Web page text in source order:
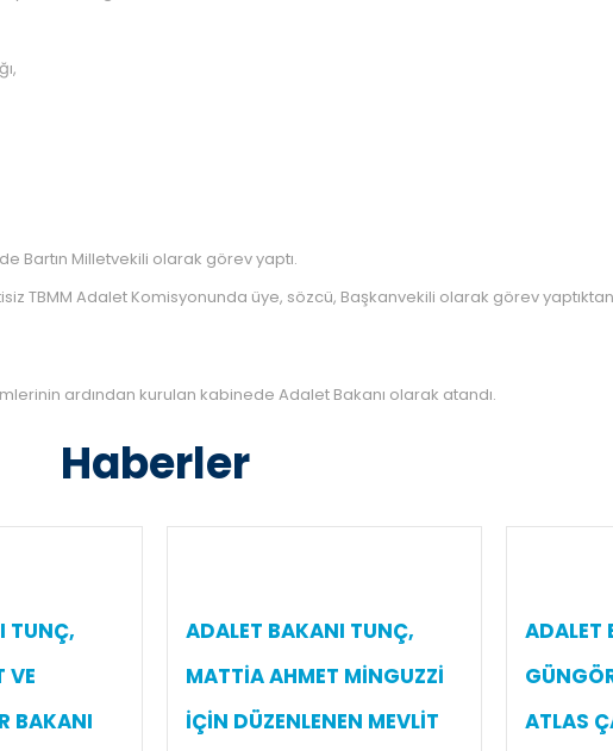
Bartın Milletvekili olarak görev yaptı.
TBMM Adalet Komisyonunda üye, sözcü, Başkanvekili olarak görev yaptıktan
ardından kurulan kabinede Adalet Bakanı olarak atandı.
Haberler
TUNÇ,
VE
BAKANI
ADALET BAKANI TUNÇ,
MATTİA AHMET MİNGUZZİ
İÇİN DÜZENLENEN MEVLİT
ADALET
ATLAS